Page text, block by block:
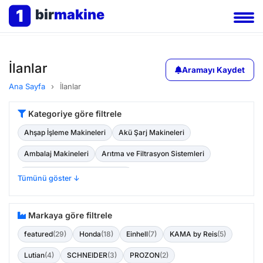
1 birmakine
İlanlar
Aramayı Kaydet
Ana Sayfa
› İlanlar
Kategoriye göre filtrele
Ahşap İşleme Makineleri Akü Şarj Makineleri
Ambalaj Makineleri Arıtma ve Filtrasyon Sistemleri
Atık Yönetimi ve Geri Dönüşüm
Bahçe Makinaları ve Ekipmanları Basınçlı Hava Teknolojisi
Baskı Matbaa Makinaları ve Ekipmanları
Boru Temizleme Makineleri
Cam ve Seramik İşleme Makineleri
Tümünü göster ↓
Markaya göre filtrele
featured(29) Honda(18) Einhell(7) KAMA by Reis(5)
Lutian(4) SCHNEIDER(3) PROZON(2)